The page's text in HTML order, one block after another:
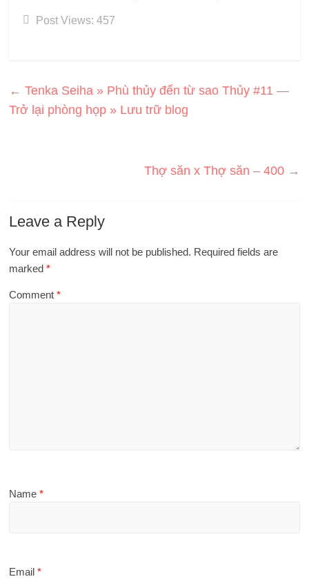
Post Views: 457
← Tenka Seiha » Phù thủy đến từ sao Thủy #11 —
Trở lại phòng họp » Lưu trữ blog
Thợ săn x Thợ săn – 400 →
Leave a Reply
Your email address will not be published. Required fields are
marked*
Comment*
Name*
Email*